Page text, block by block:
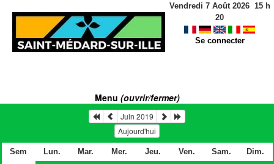
Vendredi 7 Août 2026 15h
20
Se connecter
Menu (ouvrir/fermer)
Juin 2019
Aujourd'hui
Sem Lun. Mar. Mer. Jeu. Ven. Sam.
Dim.